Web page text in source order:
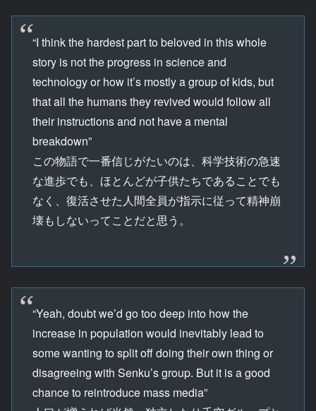
“I think the hardest part to beloved in this whole
story is not the progress in science and
technology or how it’s mostly a group of kids, but
that all the humans they revived would follow all
their instructions and not have a mental
breakdown”
この物語で一番信じがたいのは、科学技術の急速
な進歩でも、ほとんどが子供たちであることでも
なく、復活させた人間全員が指示に従って精神崩
壊もしないってことだと思う。
“Yeah, doubt we’d go too deep into how the
increase in population would inevitably lead to
some wanting to split off doing their own thing or
disagreeing with Senku’s group. But it is a good
chance to reintroduce mass media”